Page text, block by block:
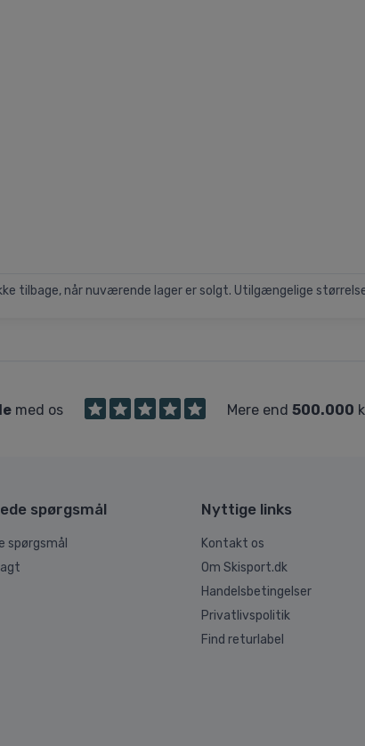
tilbage, når nuværende lager er solgt. Utilgængelige
med os Mere end 500.000
spørgsmål
spørgsmål
Nyttige links
Kontakt os
Om Skisport.dk
Handelsbetingelser
Privatlivspolitik
Find returlabel